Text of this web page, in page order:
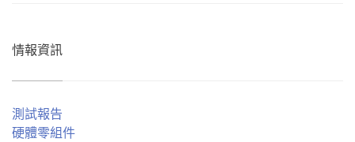
情報資訊
測試報告
硬體零組件